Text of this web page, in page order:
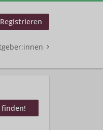
Registrieren